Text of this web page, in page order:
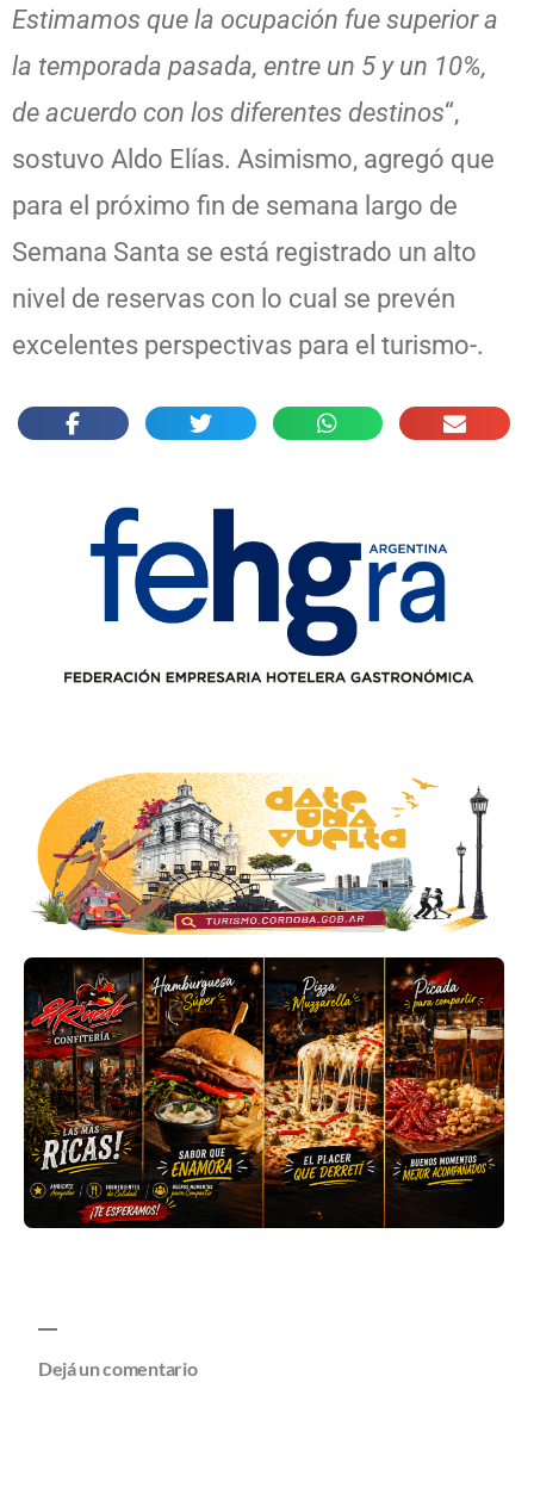
Estimamos que la ocupación fue superior a
la temporada pasada, entre un 5 y un 10%,
de acuerdo con los diferentes destinos“,
sostuvo Aldo Elías. Asimismo, agregó que
para el próximo fin de semana largo de
Semana Santa se está registrado un alto
nivel de reservas con lo cual se prevén
excelentes perspectivas para el turismo-.
Dejá un comentario